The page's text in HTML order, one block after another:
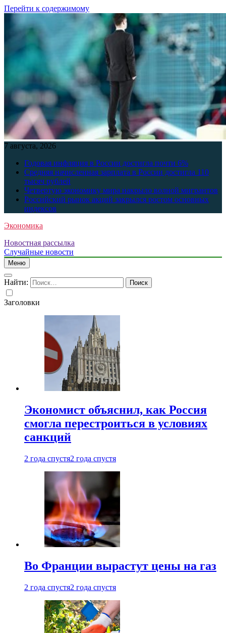
Перейти к содержимому
7 августа, 2026
Годовая инфляция в России достигла почти 6%
Средняя начисленная зарплата в России достигла 110
тысяч рублей
Четвертую экономику мира накрыло волной мигрантов
Российский рынок акций закрылся ростом основных
индексов
Экономика
Новостная рассылка
Случайные новости
Меню
Найти:
Заголовки
Экономист объяснил, как Россия
смогла перестроиться в условиях
санкций
2 года спустя2 года спустя
Во Франции вырастут цены на газ
2 года спустя2 года спустя